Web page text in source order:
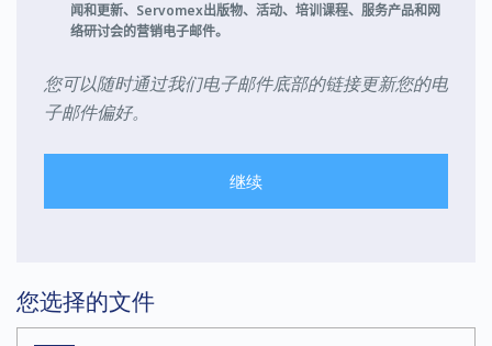
闻和更新、 Servomex出版物、活动、培训课程、服务产品和网
络研讨会的营销电子邮件。
您可以随时通过我们电子邮件底部的链接更新您的电
子邮件偏好。
继续
您选择的文件